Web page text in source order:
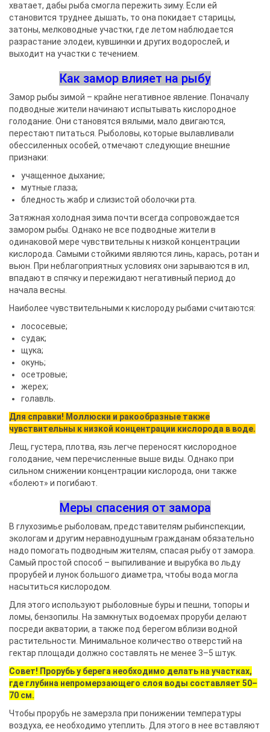
хватает, дабы рыба смогла пережить зиму. Если ей
становится труднее дышать, то она покидает старицы,
затоны, мелководные участки, где летом наблюдается
разрастание элодеи, кувшинки и других водорослей, и
выходит на участки с течением.
Как замор влияет на рыбу
Замор рыбы зимой – крайне негативное явление. Поначалу
подводные жители начинают испытывать кислородное
голодание. Они становятся вялыми, мало двигаются,
перестают питаться. Рыболовы, которые вылавливали
обессиленных особей, отмечают следующие внешние
признаки:
учащенное дыхание;
мутные глаза;
бледность жабр и слизистой оболочки рта.
Затяжная холодная зима почти всегда сопровождается
замором рыбы. Однако не все подводные жители в
одинаковой мере чувствительны к низкой концентрации
кислорода. Самыми стойкими являются линь, карась, ротан и
вьюн. При неблагоприятных условиях они зарываются в ил,
впадают в спячку и пережидают негативный период до
начала весны.
Наиболее чувствительными к кислороду рыбами считаются:
лососевые;
судак;
щука;
окунь;
осетровые;
жерех;
голавль.
Для справки! Моллюски и ракообразные также
чувствительны к низкой концентрации кислорода в воде.
Лещ, густера, плотва, язь легче переносят кислородное
голодание, чем перечисленные выше виды. Однако при
сильном снижении концентрации кислорода, они также
«болеют» и погибают.
Меры спасения от замора
В глухозимье рыболовам, представителям рыбинспекции,
экологам и другим неравнодушным гражданам обязательно
надо помогать подводным жителям, спасая рыбу от замора.
Самый простой способ – выпиливание и вырубка во льду
прорубей и лунок большого диаметра, чтобы вода могла
насытиться кислородом.
Для этого используют рыболовные буры и пешни, топоры и
ломы, бензопилы. На замкнутых водоемах проруби делают
посреди акватории, а также под берегом вблизи водной
растительности. Минимальное количество отверстий на
гектар площади должно составлять не менее 3–5 штук.
Совет! Прорубь у берега необходимо делать на участках,
где глубина непромерзающего слоя воды составляет 50–
70 см.
Чтобы прорубь не замерзла при понижении температуры
воздуха, ее необходимо утеплить. Для этого в нее вставляют